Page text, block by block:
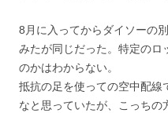
8月に入ってからダイソーの
みたが同じだった。特定のロ
のかはわからない。
抵抗の足を使っての空中配線
なと思っていたが、こっちの